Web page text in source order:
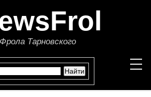
Тарновского